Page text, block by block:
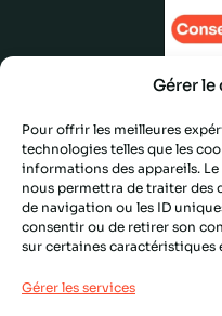
Gérer
Pour offrir les meilleures
technologies telles que les
informations des appareils.
nous permettra de traiter des
de navigation ou les ID
consentir ou de retirer son
sur certaines caractéristiques
Gérer les services